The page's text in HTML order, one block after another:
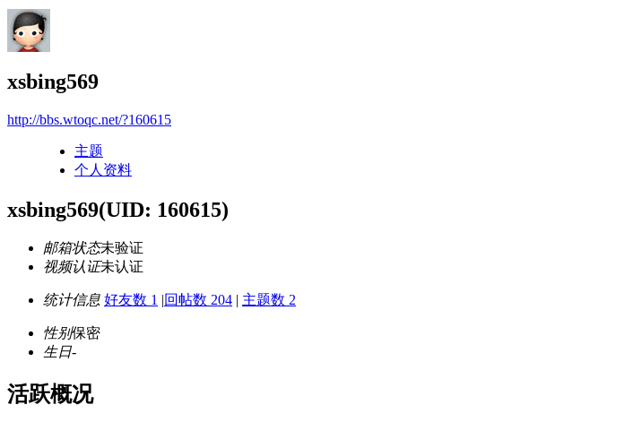
xsbing569
http://bbs.wtoqc.net/?160615
主题
个人资料
xsbing569(UID: 160615)
邮箱状态未验证
视频认证未认证
统计信息 好友数 1 |回帖数 204 | 主题数 2
性别保密
生日-
活跃概况